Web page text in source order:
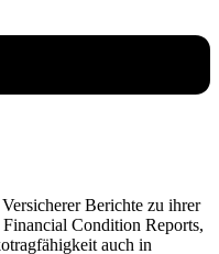
Berichte zu ihrer
Condition Reports,
auch in